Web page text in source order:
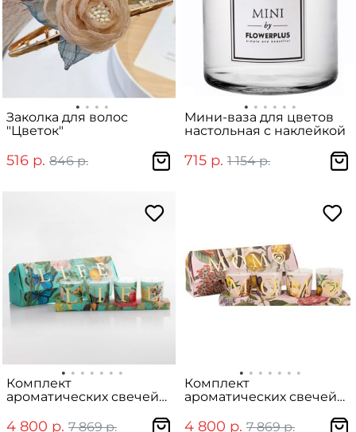
Заколка для волос
"Цветок"
516 р. 846 р.
Мини-ваза для цветов
настольная с наклейкой
715 р. 1 154 р.
Комплект
ароматических свечей
4 800 р. 7 869 р.
Комплект
ароматических свечей
4 800 р. 7 869 р.